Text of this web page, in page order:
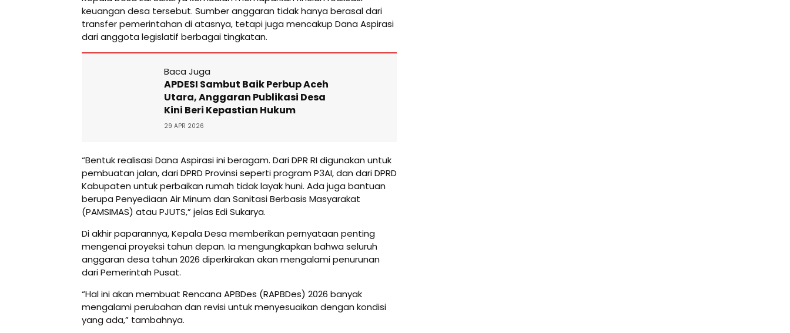
keuangan desa tersebut. Sumber anggaran tidak hanya berasal dari
transfer pemerintahan di atasnya, tetapi juga mencakup Dana Aspirasi
dari anggota legislatif berbagai tingkatan.
Baca Juga
APDESI Sambut Baik Perbup Aceh
Utara, Anggaran Publikasi Desa
Kini Beri Kepastian Hukum
29 APR 2026
“Bentuk realisasi Dana Aspirasi ini beragam. Dari DPR RI digunakan untuk
pembuatan jalan, dari DPRD Provinsi seperti program P3AI, dan dari DPRD
Kabupaten untuk perbaikan rumah tidak layak huni. Ada juga bantuan
berupa Penyediaan Air Minum dan Sanitasi Berbasis Masyarakat
(PAMSIMAS) atau PJUTS,” jelas Edi Sukarya.
Di akhir paparannya, Kepala Desa memberikan pernyataan penting
mengenai proyeksi tahun depan. Ia mengungkapkan bahwa seluruh
anggaran desa tahun 2026 diperkirakan akan mengalami penurunan
dari Pemerintah Pusat.
“Hal ini akan membuat Rencana APBDes (RAPBDes) 2026 banyak
mengalami perubahan dan revisi untuk menyesuaikan dengan kondisi
yang ada,” tambahnya.